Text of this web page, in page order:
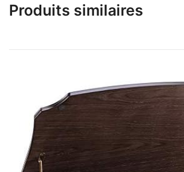
Produits similaires